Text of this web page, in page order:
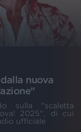
nuova
sulla "scaletta
2025", di cui
ufficiale